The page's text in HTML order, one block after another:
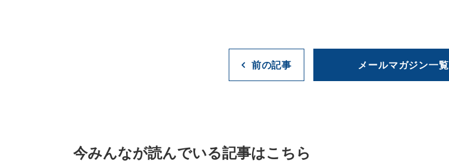
前の記事 メールマガジン一覧
今みんなが読んでいる記事はこちら